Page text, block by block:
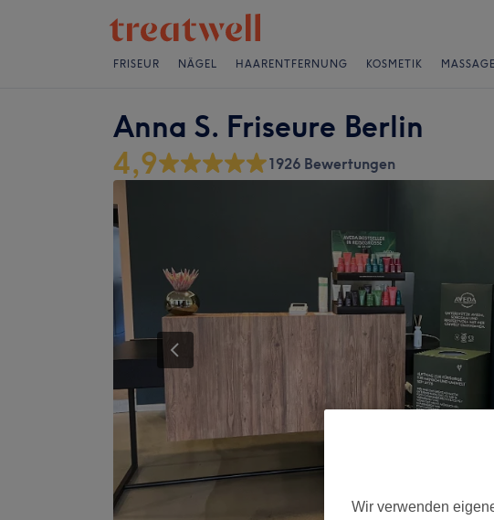
FRISEUR NÄGEL HAARENTFERNUNG KOSMETIK MASSAGE
Anna S. Friseure Berlin
4,9 1926 Bewertungen
Wir verwenden